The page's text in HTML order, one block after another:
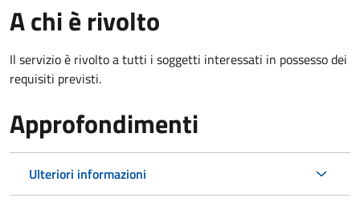
A chi è rivolto
Il servizio è rivolto a tutti i soggetti interessati in possesso dei
requisiti previsti.
Approfondimenti
Ulteriori informazioni